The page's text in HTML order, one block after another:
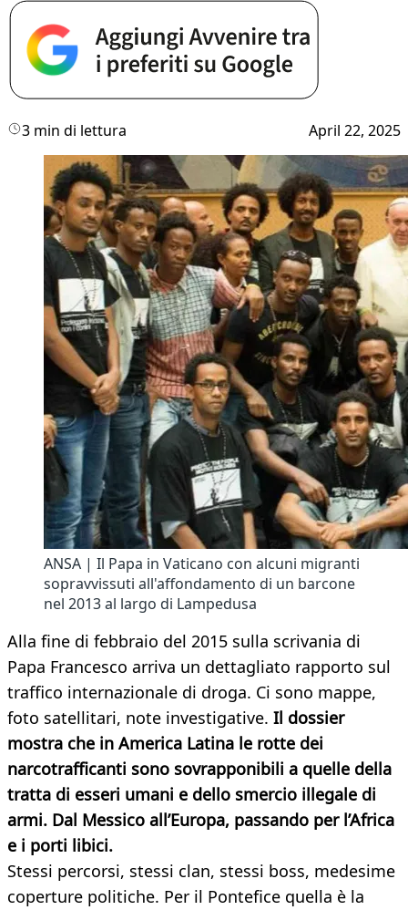
3 min di lettura April 22, 2025
ANSA | Il Papa in Vaticano con alcuni migranti
sopravvissuti all'affondamento di un barcone
nel 2013 al largo di Lampedusa
Alla fine di febbraio del 2015 sulla scrivania di
Papa Francesco arriva un dettagliato rapporto sul
traffico internazionale di droga. Ci sono mappe,
foto satellitari, note investigative. Il dossier
mostra che in America Latina le rotte dei
narcotrafficanti sono sovrapponibili a quelle della
tratta di esseri umani e dello smercio illegale di
armi. Dal Messico all’Europa, passando per l’Africa
e i porti libici.
Stessi percorsi, stessi clan, stessi boss, medesime
coperture politiche. Per il Pontefice quella è la